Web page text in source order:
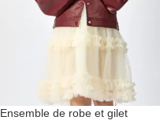
Ensemble de robe et gilet